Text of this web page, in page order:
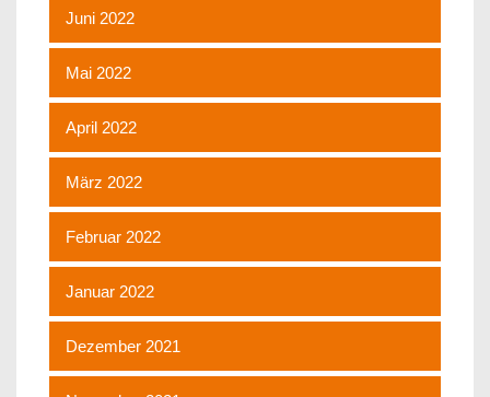
Juni 2022
Mai 2022
April 2022
März 2022
Februar 2022
Januar 2022
Dezember 2021